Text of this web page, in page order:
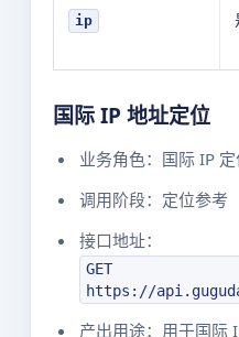
ip
国际 IP 地址定位
业务角色：国际 IP 定
调用阶段：定位参考
接口地址：
GET
https://
产出用途：用于国际